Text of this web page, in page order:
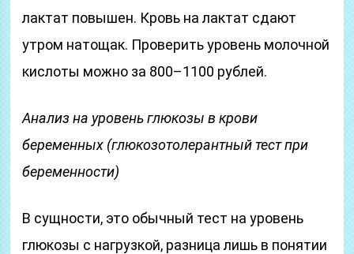
лактат повышен. Кровь на лактат сдают
утром натощак. Проверить уровень молочной
кислоты можно за 800–1100 рублей.
Анализ на уровень глюкозы в крови
беременных (глюкозотолерантный тест при
беременности)
В сущности, это обычный тест на уровень
глюкозы c нагрузкой, разница лишь в понятии